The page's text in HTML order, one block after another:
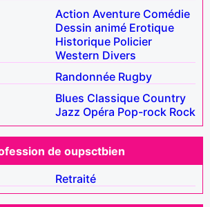
Action Aventure Comédie
Dessin animé Erotique
Historique Policier
Western Divers
Randonnée Rugby
Blues Classique Country
Jazz Opéra Pop-rock Rock
de oupsctbien
Retraité